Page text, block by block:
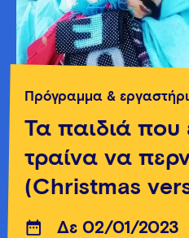
Πρόγραμμα &
Τα παιδιά που
τραίνα να
(Christmas
Δε 02/01/2023